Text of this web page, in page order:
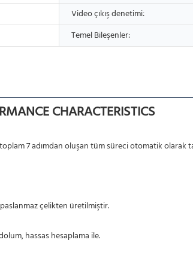
Video çıkış denetimi:
Temel Bileşenler:
CHARACTERISTICS
7 adımdan oluşan tüm süreci otomatik olarak
çelikten üretilmiştir.
hassas hesaplama ile.